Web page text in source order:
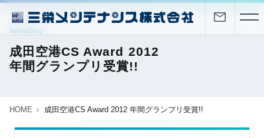
News/Blog
成田空港CS Award 2012
年間グランプリ受賞!!
HOME 成田空港CS Award 2012 年間グランプリ受賞!!